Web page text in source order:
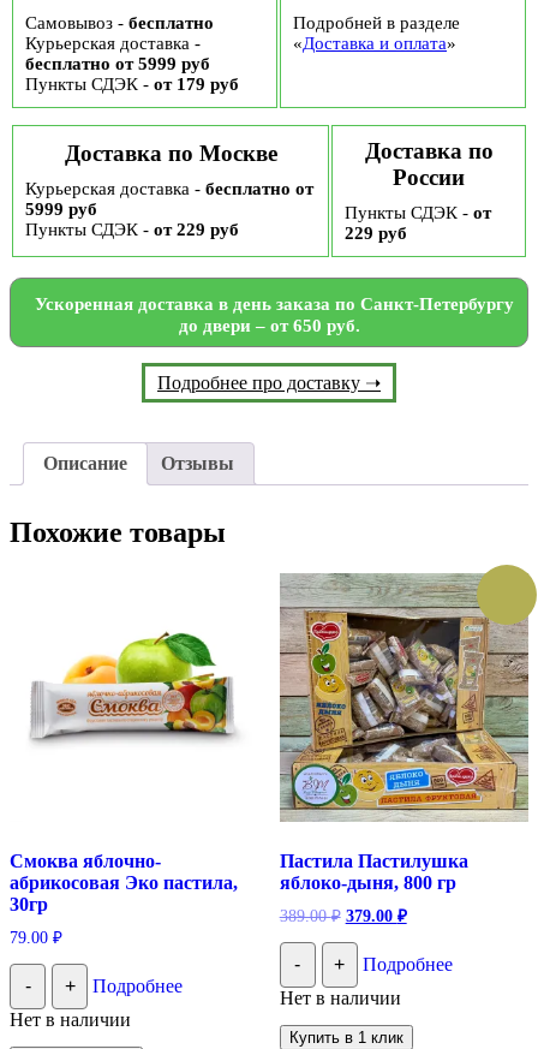
Самовывоз - бесплатно
Курьерская доставка -
бесплатно от 5999 руб
Пункты СДЭК - от 179 руб
Подробней в разделе
«Доставка и оплата»
Доставка по Москве
Курьерская доставка - бесплатно от
5999 руб
Пункты СДЭК - от 229 руб
Доставка по
России
Пункты СДЭК - от
229 руб
Ускоренная доставка в день заказа по Санкт-Петербургу
до двери – от 650 руб.
Подробнее про доставку ➝
Описание Отзывы
Похожие товары
Смоква яблочно-
абрикосовая Эко пастила,
30гр
79.00 ₽
- +
Подробнее
Нет в наличии
Пастила Пастилушка
яблоко-дыня, 800 гр
389.00₽ Первоначальная
составляла
389.00 ₽.
379.00 ₽Текущая
- +
Подробнее
Нет в наличии
Купить в 1 клик